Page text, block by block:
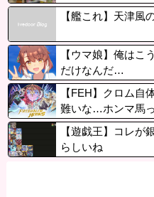
【艦これ】天津風
【ウマ娘】俺はこ
だけなんだ…
【FEH】クロム自
難いな…ホンマ馬
【遊戯王】コレが
らしいね